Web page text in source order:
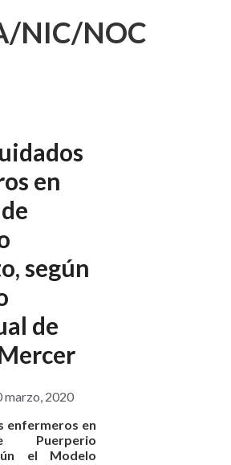
NIC/NOC
en
según
de
marzo, 2020
enfermeros en
Puerperio
el Modelo